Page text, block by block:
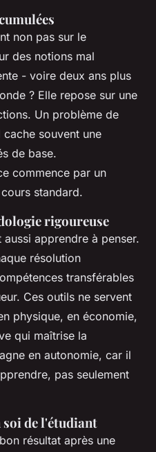
non pas sur le
des notions mal
- voire deux ans plus
? Elle repose sur une
Un problème de
souvent une
de base.
commence par un
standard.
rigoureuse
aussi apprendre à penser.
résolution
transférables
Ces outils ne servent
physique, en économie,
qui maîtrise la
en autonomie, car il
pas seulement
soi de l'étudiant
résultat après une